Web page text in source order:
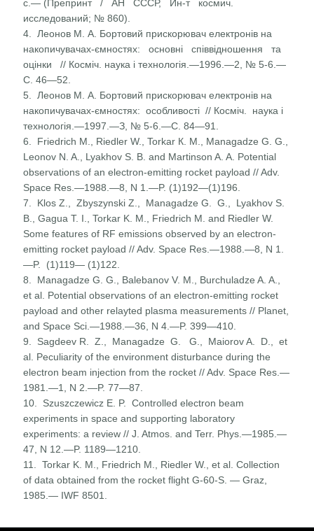
с.— (Препринт / АН СССР, Ин-т космич.
исследований; № 860).
4. Леонов М. А. Бортовий прискорювач електронів на
накопичувачах-ємностях: основні співвідношення та
оцінки // Косміч. наука і технологія.—1996.—2, № 5-6.—
С. 46—52.
5. Леонов М. А. Бортовий прискорювач електронів на
накопичувачах-ємностях: особливості // Косміч. наука і
техно­логія.—1997.—З, № 5-6.—С. 84—91.
6. Friedrich M., Riedler W., Torkar К. М., Managadze G. G.,
Leonov N. A., Lyakhov S. B. and Martinson A. A. Potential
observations of an electron-emitting rocket payload // Adv.
Space Res.—1988.—8, N 1.—P. (1)192—(1)196.
7. Klos Z., Zbyszynski Z., Managadze G. G., Lyakhov S.
В., Gagua T. I., Torkar K. M., Friedrich M. and Riedler W.
Some features of RF emissions observed by an electron-
emitting rocket payload // Adv. Space Res.—1988.—8, N 1.
—P. (1)119— (1)122.
8. Managadze G. G., Balebanov V. M., Burchuladze A. A.,
et al. Potential observations of an electron-emitting rocket
payload and other relayted plasma measurements // Planet,
and Space Sci.—1988.—36, N 4.—P. 399—410.
9. Sagdeev R. Z., Managadze G. G., Maiorov A. D., et
al. Peculiarity of the environment disturbance during the
electron beam injection from the rocket // Adv. Space Res.—
1981.—1, N 2.—P. 77—87.
10. Szuszczewicz E. P. Controlled electron beam
experiments in space and supporting laboratory
experiments: a review // J. Atmos. and Terr. Phys.—1985.—
47, N 12.—P. 1189—1210.
11. Torkar K. M., Friedrich M., Riedler W., et al. Collection
of data obtained from the rocket flight G-60-S. — Graz,
1985.— IWF 8501.